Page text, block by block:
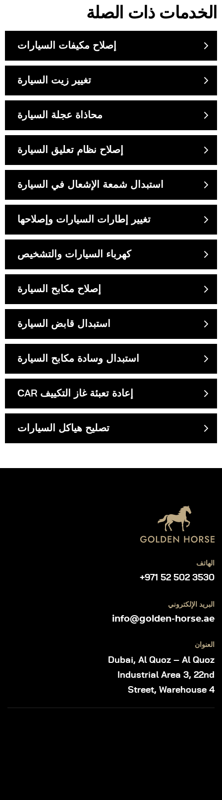
الخدمات ذات الصلة
إصلاح مكيفات السيارات
تغيير زيت السيارة
محاذاة عجلة السيارة
إصلاح نظام تعليق السيارة
استبدال شمعة الإشعال في السيارة
تغيير إطارات السيارات وإصلاحها
كهرباء السيارات والتشخيص
إصلاح مكابح السيارة
استبدال قابض السيارة
استبدال وسادة مكابح السيارة
СAR إعادة تعبئة غاز التكييف
تصليح هياكل السيارات
الهاتف
+971 52 502 3530
البريد الإلكتروني
info@golden-horse.ae
العنوان
Dubai, Al Quoz – Al Quoz
Industrial Area 3, 22nd
Street, Warehouse 4